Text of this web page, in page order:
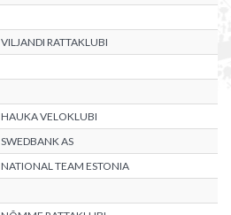
VILJANDI RATTAKLUBI
HAUKA VELOKLUBI
SWEDBANK AS
NATIONAL TEAM ESTONIA